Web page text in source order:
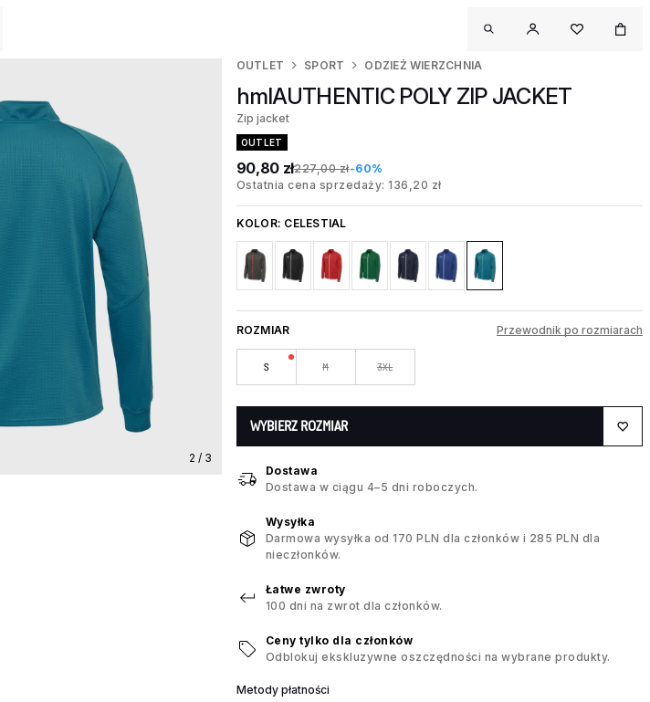
2 / 3
OUTLET SPORT ODZIEŻ WIERZCHNIA
hmlAUTHENTIC POLY ZIP JACKET
Zip jacket
OUTLET
90,80 zł227,00 zł-60%
Ostatnia cena sprzedaży: 136,20 zł
KOLOR: CELESTIAL
ROZMIAR Przewodnik po rozmiarach
S M 3XL
WYBIERZ ROZMIAR
Dostawa
Dostawa w ciągu 4–5 dni roboczych.
Wysyłka
Darmowa wysyłka od 170 PLN dla członków i 285 PLN dla
nieczłonków.
Łatwe zwroty
100 dni na zwrot dla członków.
Ceny tylko dla członków
Odblokuj ekskluzywne oszczędności na wybrane produkty.
Metody płatności